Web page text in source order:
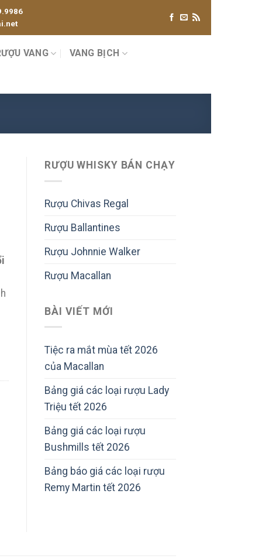
VANG VANG BỊCH
RƯỢU WHISKY BÁN CHẠY
Rượu Chivas Regal
Rượu Ballantines
Rượu Johnnie Walker
Rượu Macallan
BÀI VIẾT MỚI
Tiệc ra mắt mùa tết 2026
của Macallan
Bảng giá các loại rượu Lady
Triệu tết 2026
Bảng giá các loại rượu
Bushmills tết 2026
Bảng báo giá các loại rượu
Remy Martin tết 2026